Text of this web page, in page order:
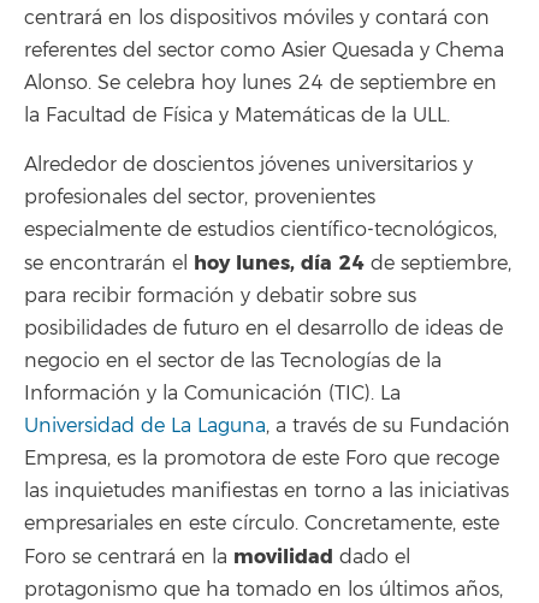
centrará en los dispositivos móviles y contará con
referentes del sector como Asier Quesada y Chema
Alonso. Se celebra hoy lunes 24 de septiembre en
la Facultad de Física y Matemáticas de la ULL.
Alrededor de doscientos jóvenes universitarios y
profesionales del sector, provenientes
especialmente de estudios científico-tecnológicos,
se encontrarán el hoy lunes, día 24 de septiembre,
para recibir formación y debatir sobre sus
posibilidades de futuro en el desarrollo de ideas de
negocio en el sector de las Tecnologías de la
Información y la Comunicación (TIC). La
Universidad de La Laguna, a través de su Fundación
Empresa, es la promotora de este Foro que recoge
las inquietudes manifiestas en torno a las iniciativas
empresariales en este círculo. Concretamente, este
Foro se centrará en la movilidad dado el
protagonismo que ha tomado en los últimos años,